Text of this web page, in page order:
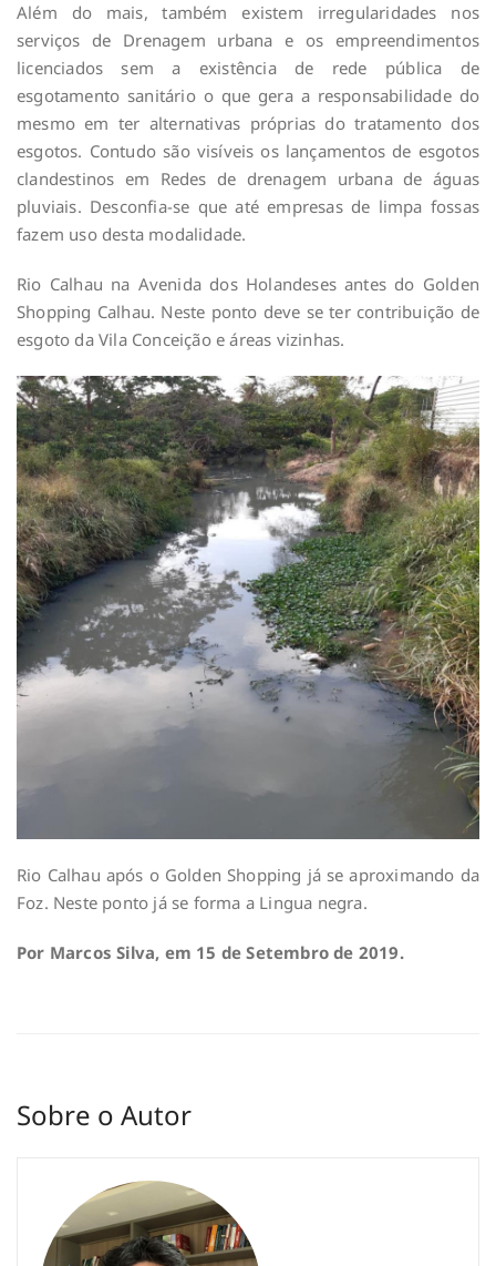
Além do mais, também existem irregularidades nos
serviços de Drenagem urbana e os empreendimentos
licenciados sem a existência de rede pública de
esgotamento sanitário o que gera a responsabilidade do
mesmo em ter alternativas próprias do tratamento dos
esgotos. Contudo são visíveis os lançamentos de esgotos
clandestinos em Redes de drenagem urbana de águas
pluviais. Desconfia-se que até empresas de limpa fossas
fazem uso desta modalidade.
Rio Calhau na Avenida dos Holandeses antes do Golden
Shopping Calhau. Neste ponto deve se ter contribuição de
esgoto da Vila Conceição e áreas vizinhas.
Rio Calhau após o Golden Shopping já se aproximando da
Foz. Neste ponto já se forma a Lingua negra.
Por Marcos Silva, em 15 de Setembro de 2019.
Sobre o Autor